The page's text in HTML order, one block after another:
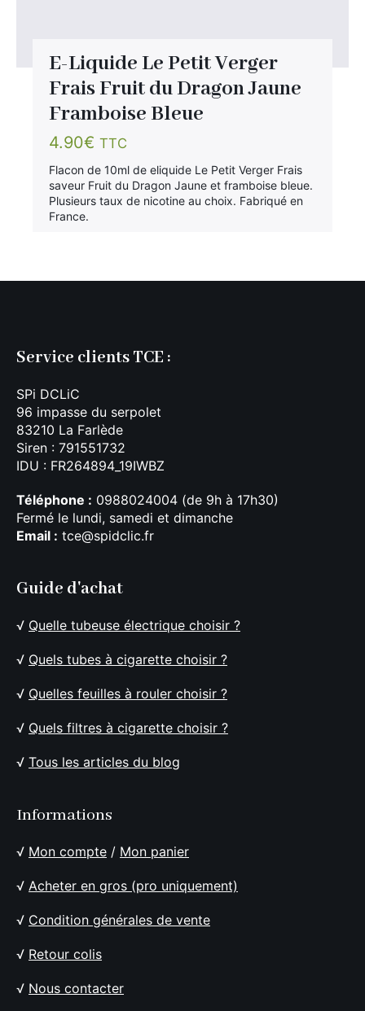
E-Liquide Le Petit Verger
Frais Fruit du Dragon Jaune
Framboise Bleue
4.90€ TTC
Flacon de 10ml de eliquide Le Petit Verger Frais
saveur Fruit du Dragon Jaune et framboise bleue.
Plusieurs taux de nicotine au choix. Fabriqué en
France.
Service clients TCE :
SPi DCLiC
96 impasse du serpolet
83210 La Farlède
Siren : 791551732
IDU : FR264894_19IWBZ
Téléphone : 0988024004 (de 9h à 17h30)
Fermé le lundi, samedi et dimanche
Email : tce@spidclic.fr
Guide d'achat
√ Quelle tubeuse électrique choisir ?
√ Quels tubes à cigarette choisir ?
√ Quelles feuilles à rouler choisir ?
√ Quels filtres à cigarette choisir ?
√ Tous les articles du blog
Informations
√ Mon compte / Mon panier
√ Acheter en gros (pro uniquement)
√ Condition générales de vente
√ Retour colis
√ Nous contacter